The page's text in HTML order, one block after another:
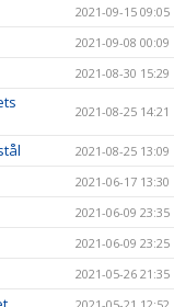
2021-09-15 09:05
2021-09-08 00:09
2021-08-30 15:29
2021-08-25 14:21
2021-08-25 13:09
2021-06-17 13:30
2021-06-09 23:35
2021-06-09 23:25
2021-05-26 21:35